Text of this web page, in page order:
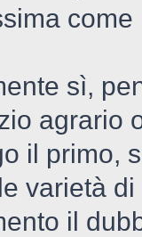
sì,
agrario
il primo,
varietà
il